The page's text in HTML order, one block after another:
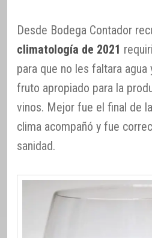
Desde Bodega Contador
climatología de 2021
para que no les faltara agua
fruto apropiado para la
vinos. Mejor fue el final de la
clima acompañó y fue
sanidad.